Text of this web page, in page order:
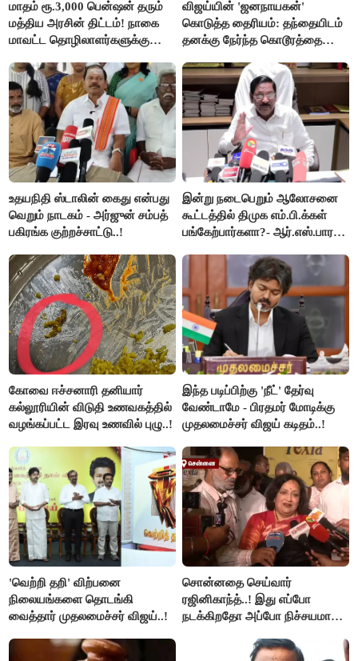
மாதம் ரூ.3,000 பென்ஷன் தரும்
மத்திய அரசின் திட்டம்! நாகை
மாவட்ட தொழிலாளர்களுக்கு
செய்தி!
விஜய்யின் 'ஜனநாயகன்'
கொடுத்த தைரியம்: தந்தையிடம்
தனக்கு நேர்ந்த கொடூரத்தை
உதயநிதி ஸ்டாலின் கைது என்பது
வெறும் நாடகம் - அர்ஜுன் சம்பத்
பகிரங்க குற்றச்சாட்டு..!
இன்று நடைபெறும் ஆலோசனை
கூட்டத்தில் திமுக எம்.பி.க்கள்
பங்கேற்பார்களா?- ஆர்.எஸ்.பாரதி
கோவை ஈச்சனாரி தனியார்
கல்லூரியின் விடுதி உணவகத்தில்
வழங்கப்பட்ட இரவு உணவில் புழு..!
இந்த படிப்பிற்கு 'நீட்' தேர்வு
வேண்டாமே - பிரதமர் மோடிக்கு
முதலமைச்சர் விஜய் கடிதம்..!
'வெற்றி தறி' விற்பனை
நிலையங்களை தொடங்கி
வைத்தார் முதலமைச்சர் விஜய்..!
சொன்னதை செய்வார்
ரஜினிகாந்த்..! இது எப்போ
நடக்கிறதோ அப்போ நிச்சயமாக
ரஜினிகாந்த்..!